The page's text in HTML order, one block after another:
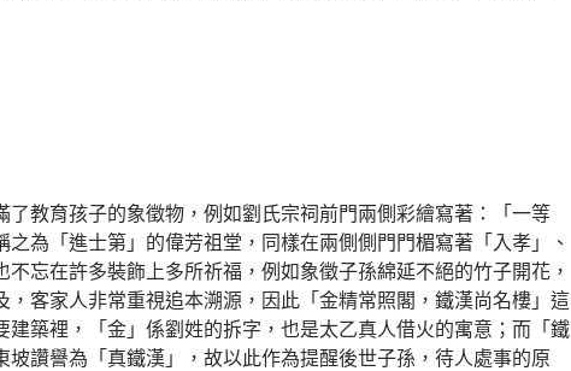
教育孩子的象徵物，例如劉氏宗祠前門兩側彩繪寫著：「一等
為「進士第」的偉芳祖堂，同樣在兩側側門門楣寫著「入孝」、
不忘在許多裝飾上多所祈福，例如象徵子孫綿延不絕的竹子開花，
客家人非常重視追本溯源，因此「金精常照閣，鐵漢尚名樓」這
築裡，「金」係劉姓的拆字，也是太乙真人借火的寓意；而「鐵
讚譽為「真鐵漢」，故以此作為提醒後世子孫，待人處事的原